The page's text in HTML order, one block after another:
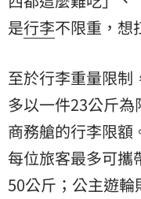
是行李不限重，想
至於行李重量限制
多以一件23公斤
商務艙的行李限額
每位旅客最多可攜
50公斤；公主遊